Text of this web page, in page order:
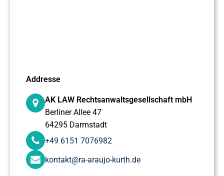
Addresse
AK LAW Rechtsanwaltsgesellschaft mbH
Berliner Allee 47
64295 Darmstadt
+49 6151 7076982
kontakt@ra-araujo-kurth.de